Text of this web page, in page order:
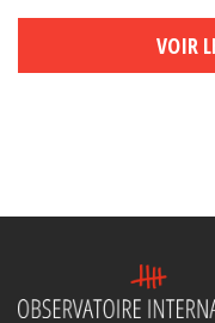
VOIR